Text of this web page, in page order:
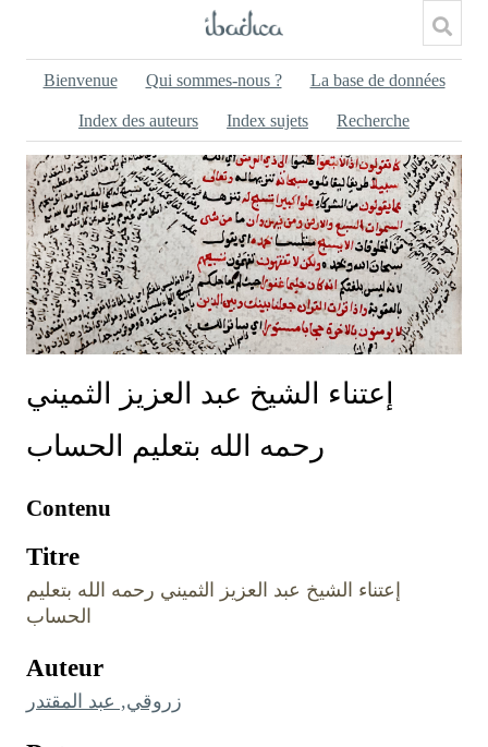
Bienvenue Qui sommes-nous ? La base de données
Index des auteurs Index sujets Recherche
‏إعتناء الشيخ عبد العزيز الثميني
رحمه الله بتعليم الحساب
Contenu
Titre
‏إعتناء الشيخ عبد العزيز الثميني رحمه الله بتعليم
الحساب
Auteur
زروقي, عبد المقتدر